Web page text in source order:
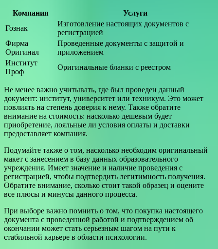
Компания
Услуги
Гознак
Изготовление настоящих документов с
регистрацией
Фирма
Оригинал
Проведенные документы с защитой и
приложением
Институт
Проф
Оригинальные бланки с реестром
Не менее важно учитывать, где был проведен данный
документ: институт, университет или техникум. Это может
повлиять на степень доверия к нему. Также обратите
внимание на стоимость: насколько дешевым будет
приобретение, лояльные ли условия оплаты и доставки
предоставляет компания.
Подумайте также о том, насколько необходим оригинальный
макет с занесением в базу данных образовательного
учреждения. Имеет значение и наличие проведения с
регистрацией, чтобы подтвердить легитимность получения.
Обратите внимание, сколько стоит такой образец и оцените
все плюсы и минусы данного процесса.
При выборе важно помнить о том, что покупка настоящего
документа с проведенной работой и подтверждением об
окончании может стать серьезным шагом на пути к
стабильной карьере в области психологии.